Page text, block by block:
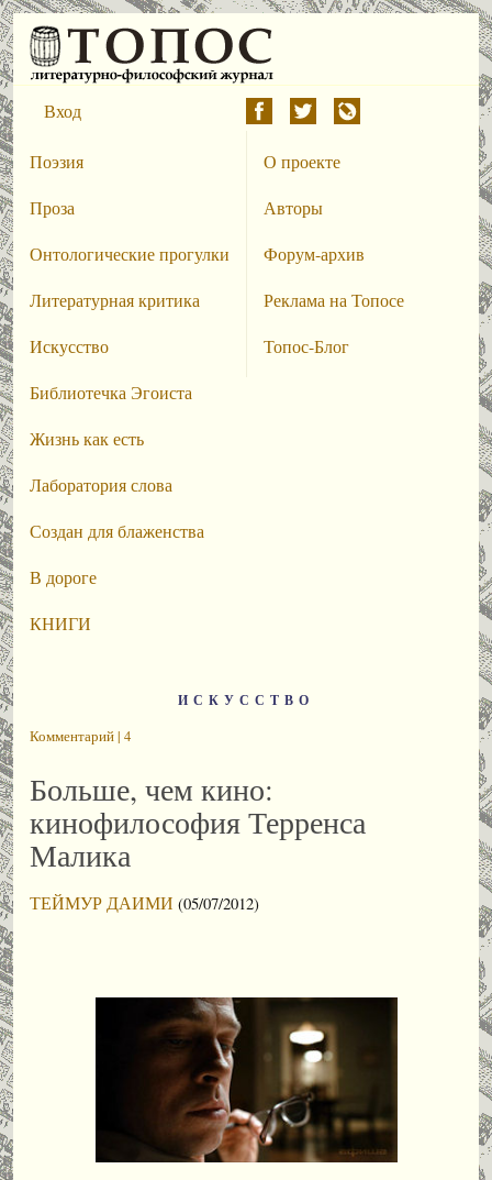
Вход
Поэзия
Проза
Онтологические прогулки
Литературная критика
Искусство
Библиотечка Эгоиста
Жизнь как есть
Лаборатория слова
Создан для блаженства
В дороге
КНИГИ
О проекте
Авторы
Форум-архив
Реклама на Топосе
Топос-Блог
ИСКУССТВО
Комментарий | 4
Больше, чем кино:
кинофилософия Терренса
Малика
ТЕЙМУР ДАИМИ (05/07/2012)